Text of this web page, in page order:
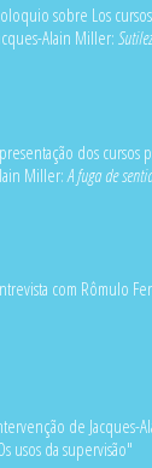
sobre Los
Alain Miller:
dos cursos
Miller:A fuga de
com Rômulo
de Jacques-
usos da supervisão"